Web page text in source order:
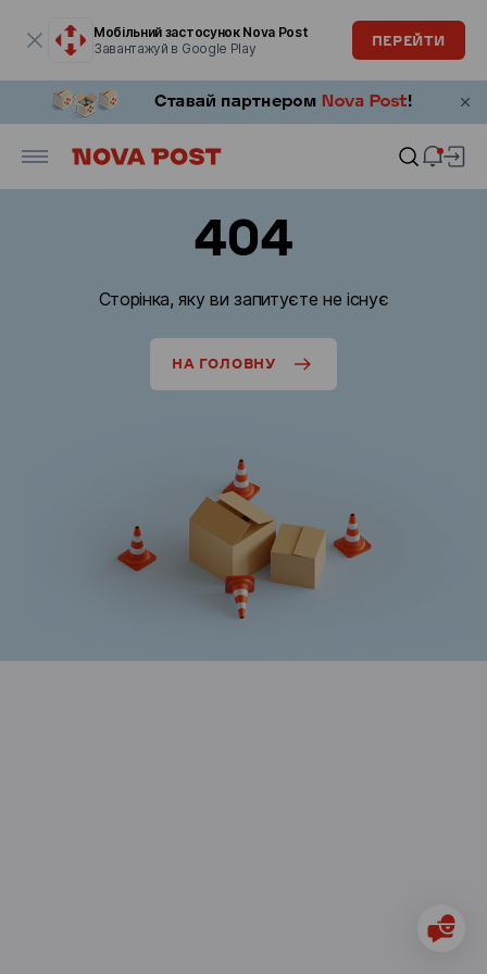
Мобільний застосунок Nova Post
Завантажуй в Google Play
ПЕРЕЙТИ
404
Сторінка, яку ви запитуєте не існує
НА ГОЛОВНУ